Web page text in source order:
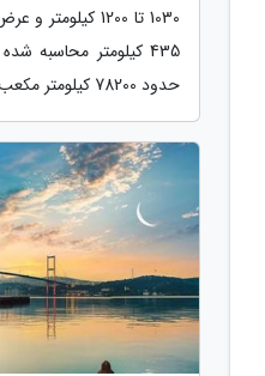
435 کیلومتر
حدود 78200 کیلومتر مکعب است.